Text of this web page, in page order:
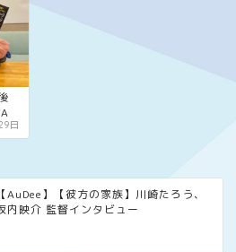
日
【AuDee】【彼方の家族】川崎たろう、
内映介 監督インタビュー